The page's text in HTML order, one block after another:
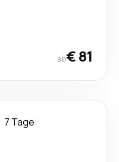
ab€ 81
7 Tage